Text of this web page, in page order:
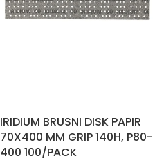
IRIDIUM BRUSNI DISK PAPIR
70X400 MM GRIP 140H, P80-
400 100/PACK